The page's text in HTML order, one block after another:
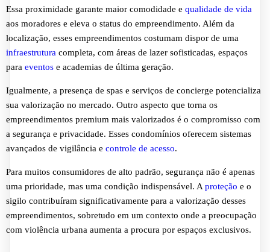
Essa proximidade garante maior comodidade e qualidade de vida
aos moradores e eleva o status do empreendimento. Além da
localização, esses empreendimentos costumam dispor de uma
infraestrutura completa, com áreas de lazer sofisticadas, espaços
para eventos e academias de última geração.
Igualmente, a presença de spas e serviços de concierge potencializa
sua valorização no mercado. Outro aspecto que torna os
empreendimentos premium mais valorizados é o compromisso com
a segurança e privacidade. Esses condomínios oferecem sistemas
avançados de vigilância e controle de acesso.
Para muitos consumidores de alto padrão, segurança não é apenas
uma prioridade, mas uma condição indispensável. A proteção e o
sigilo contribuíram significativamente para a valorização desses
empreendimentos, sobretudo em um contexto onde a preocupação
com violência urbana aumenta a procura por espaços exclusivos.